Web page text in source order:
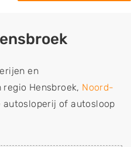
en
Hensbroek, Noord-
autosloperij of autosloop
is in de verkoop van